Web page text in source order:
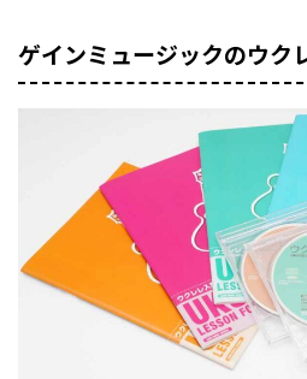
ゲインミュージックのウク